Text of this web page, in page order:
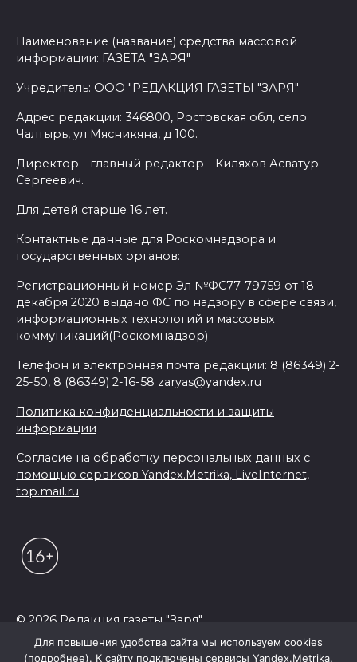
Наименование (название) средства массовой
информации: ГАЗЕТА "ЗАРЯ"
Учредитель: ООО "РЕДАКЦИЯ ГАЗЕТЫ "ЗАРЯ"
Адрес редакции: 346800, Ростовская обл, село
Чалтырь, ул Мясникяна, д 100.
Директор - главный редактор - Киляхов Асватур
Сергеевич.
Для детей старше 16 лет.
Контактные данные для Роскомнадзора и
государственных органов:
Регистрационный номер Эл №ФС77-79759 от 18
декабря 2020 выдано ФС по надзору в сфере связи,
информационных технологий и массовых
коммуникаций(Роскомнадзор)
Телефон и электронная почта редакции: 8 (86349) 2-
25-50, 8 (86349) 2-16-58 zaryas@yandex.ru
Политика конфиденциальности и защиты
информации
Согласие на обработку персональных данных с
помощью сервисов Yandex.Metrika, LiveInternet,
top.mail.ru
© 2026 Редакция газеты "Заря"
Для повышения удобства сайта мы используем cookies
(подробнее). К сайту подключены сервисы Yandex.Metrika,